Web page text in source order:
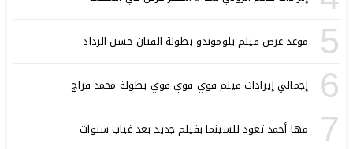
5 موعد عرض فيلم بلوموندو بطولة الفنان حسن الرداد
6 إجمالي إيرادات فيلم فوي فوي فوي بطولة محمد فراج
7 مها أحمد تعود للسينما بفيلم جديد بعد غياب سنوات